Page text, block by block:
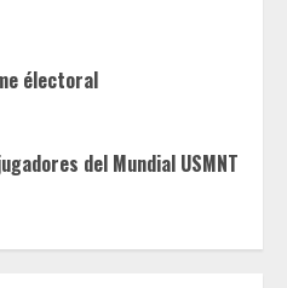
électoral
del Mundial USMNT